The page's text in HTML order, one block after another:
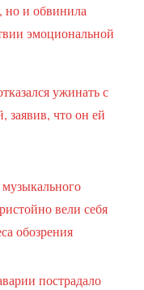
но и обвинила
эмоциональной
ужинать с
заявив, что он ей
вели себя
обозрения
пострадало